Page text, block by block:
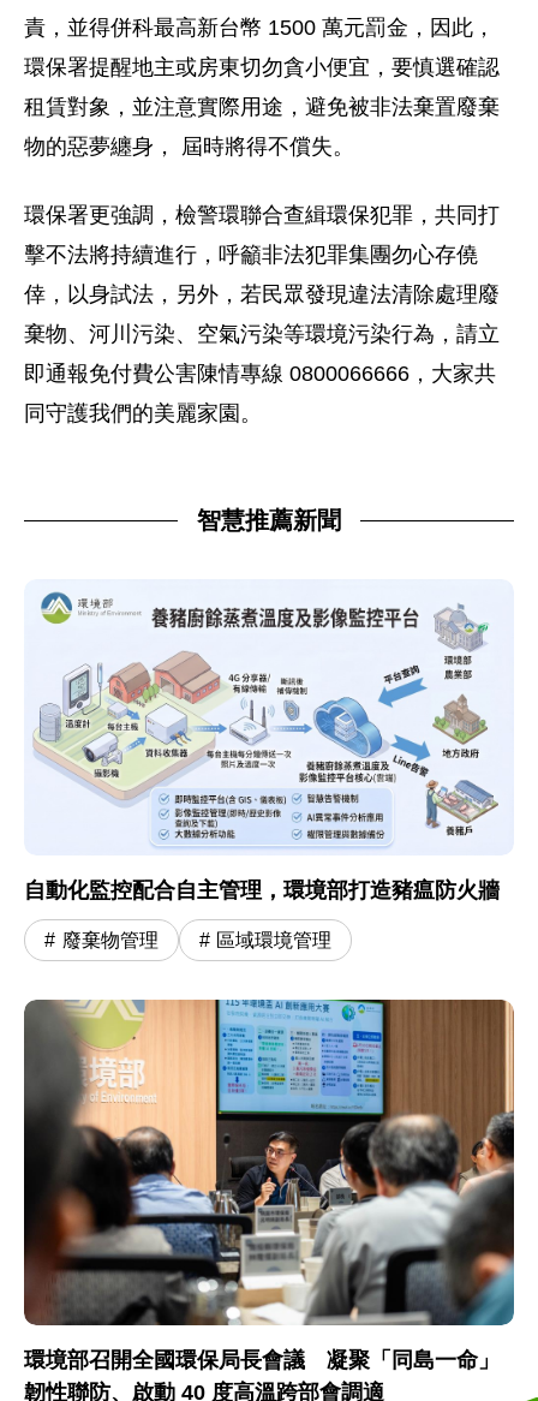
責，並得併科最高新台幣 1500 萬元罰金，因此，
環保署提醒地主或房東切勿貪小便宜，要慎選確認
租賃對象，並注意實際用途，避免被非法棄置廢棄
物的惡夢纏身， 屆時將得不償失。
環保署更強調，檢警環聯合查緝環保犯罪，共同打
擊不法將持續進行，呼籲非法犯罪集團勿心存僥
倖，以身試法，另外，若民眾發現違法清除處理廢
棄物、河川污染、空氣污染等環境污染行為，請立
即通報免付費公害陳情專線 0800066666，大家共
同守護我們的美麗家園。
智慧推薦新聞
自動化監控配合自主管理，環境部打造豬瘟防火牆
廢棄物管理 區域環境管理
環境部召開全國環保局長會議 凝聚「同島一命」
韌性聯防、啟動 40 度高溫跨部會調適